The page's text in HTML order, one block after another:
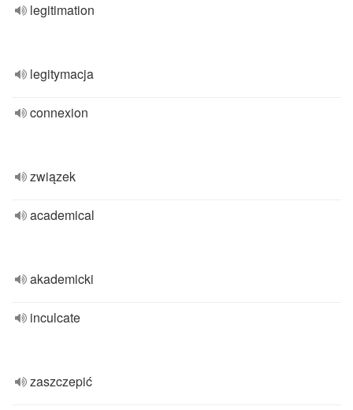
legitimation
legitymacja
connexion
związek
academical
akademicki
inculcate
zaszczepić